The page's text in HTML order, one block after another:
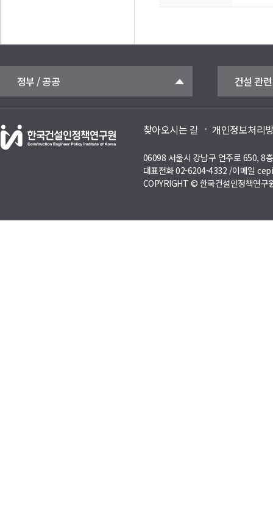
정부 / 공공 건설 관
찾아오시는 길 개인정보처리
06098 서울시 강남구 언주로 650, 8
대표전화 02-6204-4332 /이메일
COPYRIGHT © 한국건설인정책연구